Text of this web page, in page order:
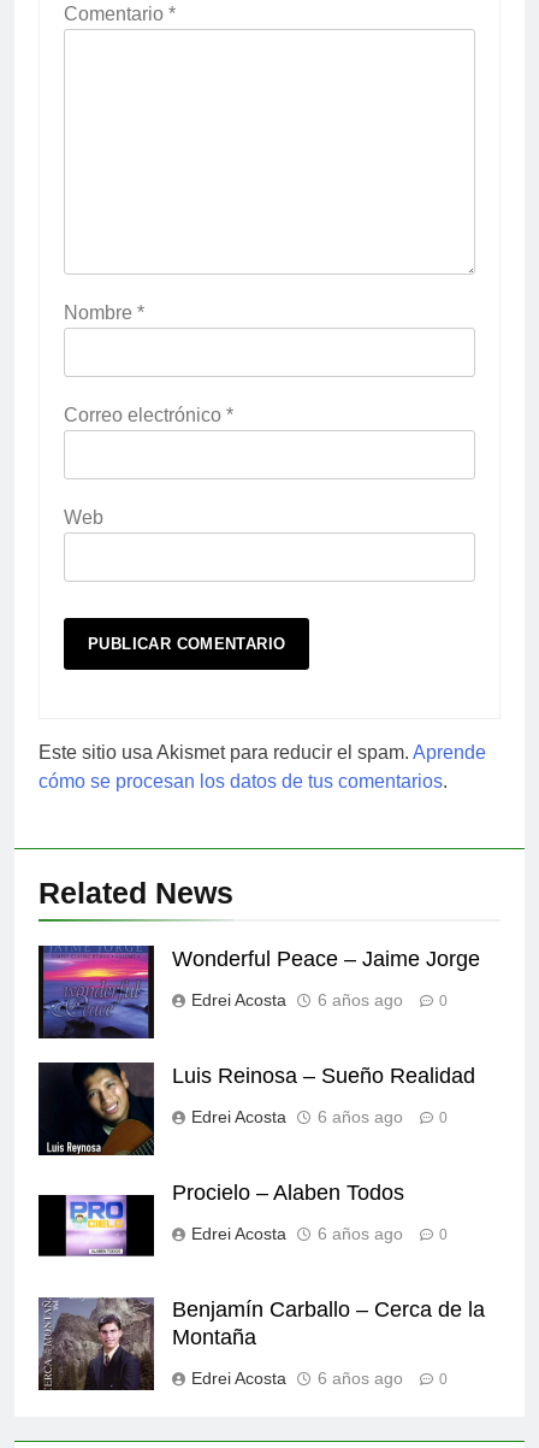
Comentario *
Nombre *
Correo electrónico *
Web
Este sitio usa Akismet para reducir el spam. Aprende
cómo se procesan los datos de tus comentarios.
Related News
Wonderful Peace – Jaime Jorge
Edrei Acosta 6 años ago 0
Luis Reinosa – Sueño Realidad
Edrei Acosta 6 años ago 0
Procielo – Alaben Todos
Edrei Acosta 6 años ago 0
Benjamín Carballo – Cerca de la
Montaña
Edrei Acosta 6 años ago 0